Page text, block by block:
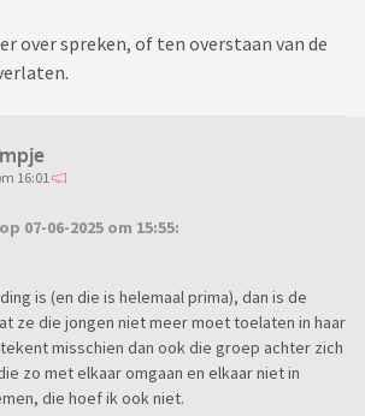
over spreken, of ten overstaan van de
16:01
07-06-2025 om 15:55:
is (en die is helemaal prima), dan is de
ze die jongen niet meer moet toelaten in haar
misschien dan ook die groep achter zich
zo met elkaar omgaan en elkaar niet in
die hoef ik ook niet.